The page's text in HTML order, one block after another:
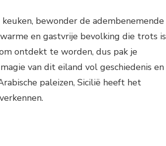
bewonder de adembenemende
en gastvrije bevolking die trots is
ontdekt te worden, dus pak je
van dit eiland vol geschiedenis en
paleizen, Sicilië heeft het